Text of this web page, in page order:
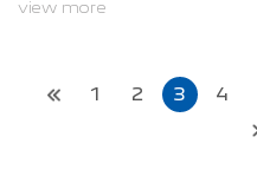
view more
1 2 3 4